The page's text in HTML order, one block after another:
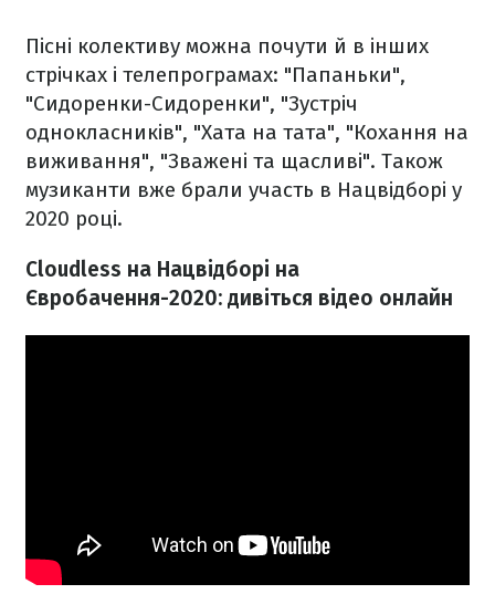
Пісні колективу можна почути й в інших
стрічках і телепрограмах: "Папаньки",
"Сидоренки-Сидоренки", "Зустріч
однокласників", "Хата на тата", "Кохання на
виживання", "Зважені та щасливі". Також
музиканти вже брали участь в Нацвідборі у
2020 році.
Cloudless на Нацвідборі на
Євробачення-2020: дивіться відео онлайн